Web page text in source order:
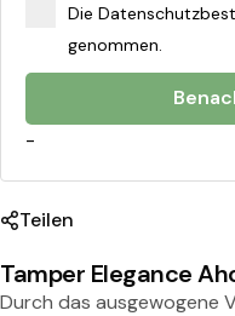
Die
genommen.
-
Teilen
Tamper Elegance
Durch das ausgewogene